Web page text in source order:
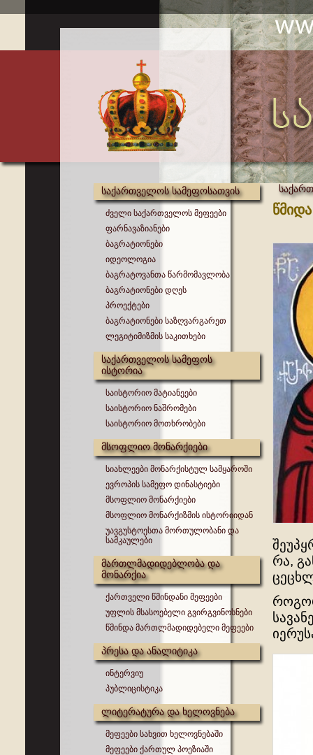
საქართველოს სამეფოსათვის
ძველი საქართველოს მეფეები
ფარნავაზიანები
ბაგრატიონები
იდეოლოგია
ბაგრატოვანთა წარმომავლობა
ბაგრატიონები დღეს
პროექტები
ბაგრატიონები საზღვარგარეთ
ლეგიტიმიზმის საკითხები
საქართველოს სამეფოს
ისტორია
საისტორიო მატიანეები
საისტორიო ნაშრომები
საისტორიო მოთხრობები
მსოფლიო მონარქიები
სიახლეები მონარქისტულ სამყაროში
ევროპის სამეფო დინასტიები
მსოფლიო მონარქიები
მსოფლიო მონარქიზმის ისტორიიდან
უავგუსტოესთა მორთულობანი და
სამკაულები
მართლმადიდებლობა და
მონარქია
ქართველი წმინდანი მეფეები
უფლის მსასოებელი გვირგვინოსნები
წმინდა მართლმადიდებელი მეფეები
პრესა და ანალიტიკა
ინტერვიუ
პუბლიცისტიკა
ლიტერატურა და ხელოვნება
მეფეები სახვით ხელოვნებაში
მეფეები ქართულ პოეზიაში
რა,